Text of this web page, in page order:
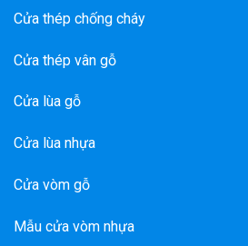
Cửa thép chống cháy
Cửa thép vân gỗ
Cửa lùa gỗ
Cửa lùa nhựa
Cửa vòm gỗ
Mẫu cửa vòm nhựa